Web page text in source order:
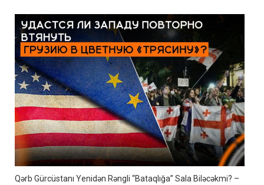
Qərb Gürcüstanı Yenidən Rəngli “bataqlığa” Sala Biləcəkmi? –